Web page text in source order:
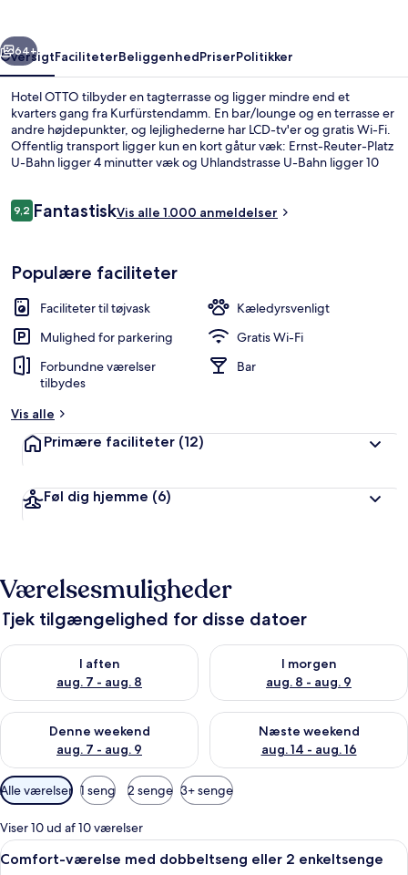
Næste
64+
OversigtFaciliteterBeliggenhedPriserPolitikker
Hotel OTTO tilbyder en tagterrasse og ligger mindre end et
kvarters gang fra Kurfürstendamm. En bar/lounge og en terrasse er
andre højdepunkter, og lejlighederne har LCD-tv'er og gratis Wi-Fi.
Offentlig transport ligger kun en kort gåtur væk: Ernst-Reuter-Platz
U-Bahn ligger 4 minutter væk og Uhlandstrasse U-Bahn ligger 10
Anmeldelser
9,29,2 ud af 10.
FantastiskVis alle 1.000 anmeldelser
Populære faciliteter
Faciliteter til tøjvask
Kæledyrsvenligt
Mulighed for parkering
Gratis Wi-Fi
Forbundne værelser
tilbydes
Bar
Vis alle
Primære faciliteter (12)
Føl dig hjemme (6)
Værelsesmuligheder
Tjek tilgængelighed for disse datoer
I aften
aug. 7 - aug. 8
Tjek tilgængelighed for i aften aug. 7 - aug. 8
I morgen
aug. 8 - aug. 9
Tjek tilgængelighed for i
Denne weekend
aug. 7 - aug. 9
Tjek tilgængelighed for denne weekend aug. 7 - aug. 9
Næste weekend
aug. 14 - aug. 16
Tjek tilgængelighed for næste
Tilgængelige
filtre
for
værelser
Alle værelser 1 seng 2 senge 3+ senge
Viser 10 ud af 10 værelser
Indlæs
alle
Allergivenligt sengetøj, pengeskab
11
Comfort-værelse med dobbeltseng eller 2 enkeltsenge